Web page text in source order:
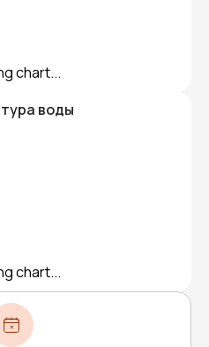
chart...
воды
chart...